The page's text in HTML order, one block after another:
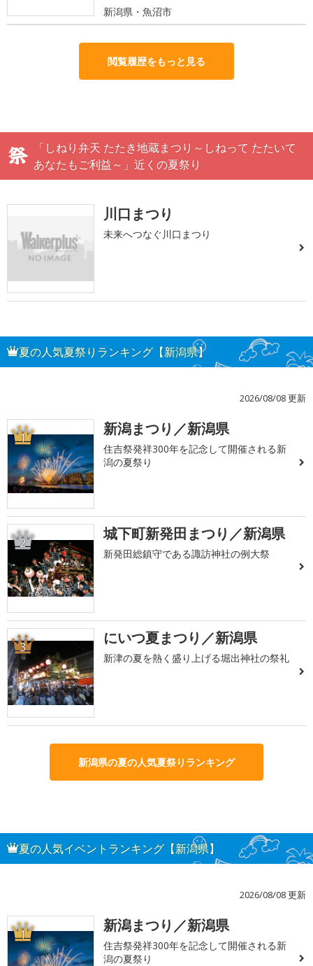
新潟県・魚沼市
閲覧履歴をもっと見る
「しねり弁天 たたき地蔵まつり～しねって たたいて
あなたもご利益～」近くの夏祭り
川口まつり
未来へつなぐ川口まつり
夏の人気夏祭りランキング【新潟県】
2026/08/08 更新
1 新潟まつり／新潟県
住吉祭発祥300年を記念して開催される新
潟の夏祭り
2 城下町新発田まつり／新潟県
新発田総鎮守である諏訪神社の例大祭
3 にいつ夏まつり／新潟県
新津の夏を熱く盛り上げる堀出神社の祭礼
新潟県の夏の人気夏祭りランキング
夏の人気イベントランキング【新潟県】
2026/08/08 更新
1 新潟まつり／新潟県
住吉祭発祥300年を記念して開催される新
潟の夏祭り